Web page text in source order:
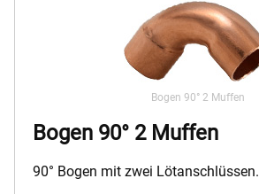
Bogen 90° 2 Muffen
Bogen 90° 2 Muffen
90° Bogen mit zwei Lötanschlüssen.